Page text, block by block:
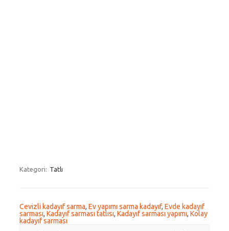
Kategori: Tatlı
Cevizli kadayıf sarma, Ev yapımı sarma kadayıf, Evde kadayıf
sarması, Kadayıf sarması tatlısı, Kadayıf sarması yapımı, Kolay
kadayıf sarması